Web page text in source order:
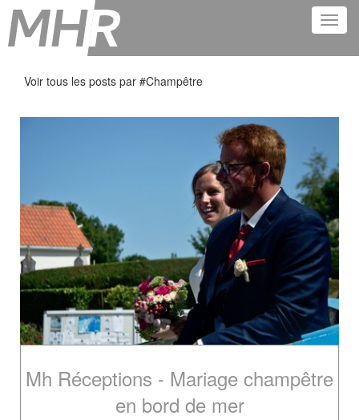
Voir tous les posts par #Champêtre
Mh Réceptions - Mariage champêtre
en bord de mer